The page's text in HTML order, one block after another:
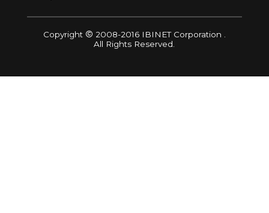
Copyright
2008-2016 IBINET Corporation .
All Rights Reserved.